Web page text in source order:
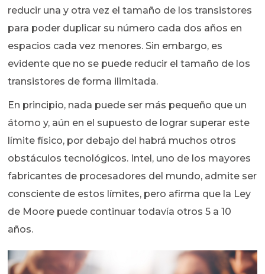
reducir una y otra vez el tamaño de los transistores
para poder duplicar su número cada dos años en
espacios cada vez menores. Sin embargo, es
evidente que no se puede reducir el tamaño de los
transistores de forma ilimitada.
En principio, nada puede ser más pequeño que un
átomo y, aún en el supuesto de lograr superar este
límite físico, por debajo del habrá muchos otros
obstáculos tecnológicos. Intel, uno de los mayores
fabricantes de procesadores del mundo, admite ser
consciente de estos límites, pero afirma que la Ley
de Moore puede continuar todavía otros 5 a 10
años.